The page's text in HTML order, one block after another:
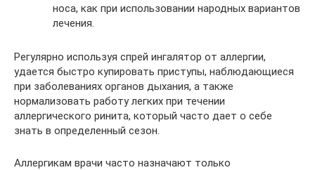
носа, как при использовании народных вариантов
лечения.
Регулярно используя спрей ингалятор от аллергии,
удается быстро купировать приступы, наблюдающиеся
при заболеваниях органов дыхания, а также
нормализовать работу легких при течении
аллергического ринита, который часто дает о себе
знать в определенный сезон.
Аллергикам врачи часто назначают только